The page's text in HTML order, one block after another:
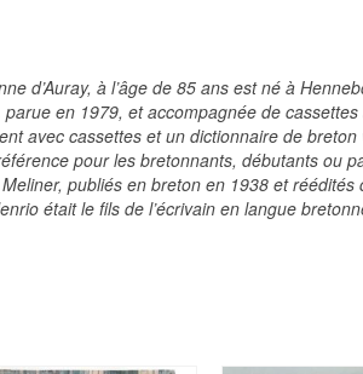
d’Auray, à l’âge de 85 ans est né à
en 1979, et accompagnée de
avec cassettes et un dictionnaire de breton
pour les bretonnants, débutants ou
publiés en breton en 1938 et réédités
était le fils de l’écrivain en langue